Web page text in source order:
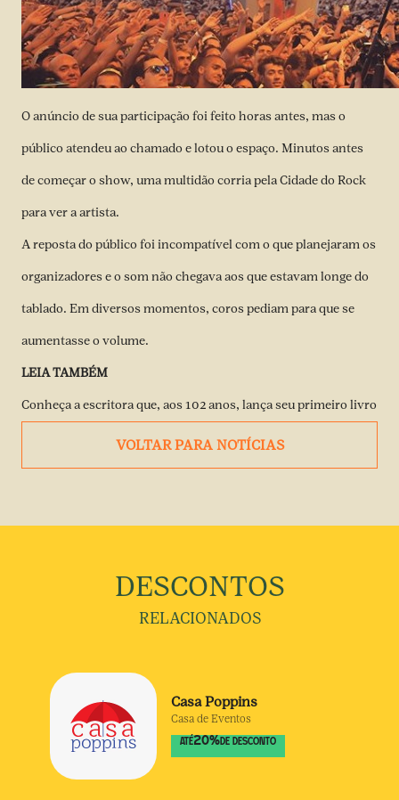
O anúncio de sua participação foi feito horas antes, mas o
público atendeu ao chamado e lotou o espaço. Minutos antes
de começar o show, uma multidão corria pela Cidade do Rock
para ver a artista.
A reposta do público foi incompatível com o que planejaram os
organizadores e o som não chegava aos que estavam longe do
tablado. Em diversos momentos, coros pediam para que se
aumentasse o volume.
LEIA TAMBÉM
Conheça a escritora que, aos 102 anos, lança seu primeiro livro
VOLTAR PARA NOTÍCIAS
DESCONTOS
RELACIONADOS
Casa Poppins
Casa de Eventos
ATÉ20% DE DESCONTO